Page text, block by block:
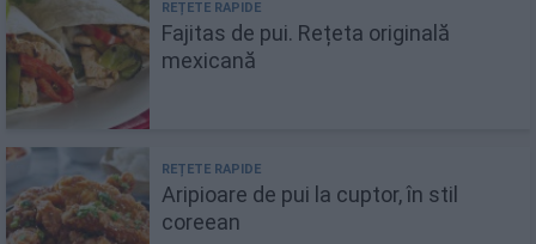
Fajitas de pui. Rețeta originală
mexicană
Aripioare de pui la cuptor, în stil
coreean